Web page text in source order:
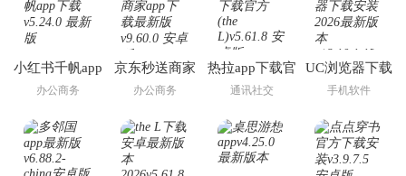
小红书千帆app
下载
办公商务
京东秒送商家
app下载最新版
办公商务
热拉app下载官
方(the L)
通讯社交
UC浏览器下载
安装2026最新版
手机软件